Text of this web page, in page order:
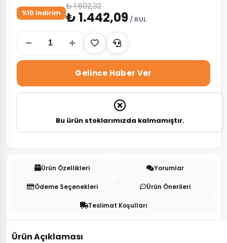
%10 İndirim
₺ 1.602,32
₺ 1.442,09 / RUL
Gelince Haber Ver
Bu ürün stoklarımızda kalmamıştır.
Ürün Özellikleri Yorumlar
Ödeme Seçenekleri Ürün Önerileri
Teslimat Koşulları
Ürün Açıklaması